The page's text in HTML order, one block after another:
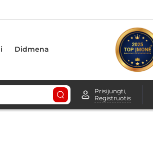
Didmena
Prisijungti,
Registruotis